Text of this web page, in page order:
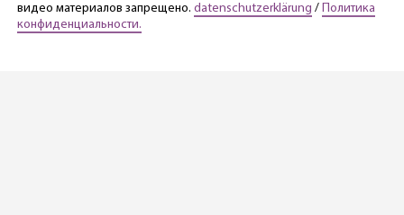
видео материалов запрещено. datenschutzerklärung / Политика
конфиденциальности.